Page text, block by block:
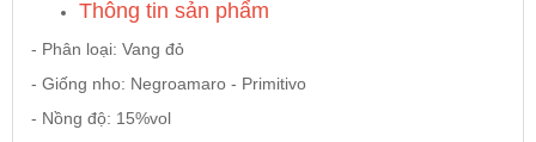
Rượu Vang BỒ ĐÀO NHA
RƯỢU VANG ROMANIA GIÁ CỰC RẺ
Thông tin sản phẩm
- Phân loại: Vang đỏ
- Giống nho: Negroamaro - Primitivo
- Nồng độ: 15%vol